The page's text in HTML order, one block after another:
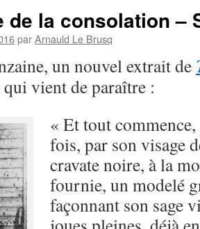
de la consolation –
parArnauld Le Brusq
un nouvel extrait de
qui vient de paraître :
« Et tout
fois, par son visage
cravate noire, à la
fournie, un modelé
façonnant son sage